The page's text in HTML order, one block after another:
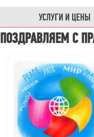
УСЛУГИ И ЦЕНЫ
ПОЗДРАВЛЯЕМ С